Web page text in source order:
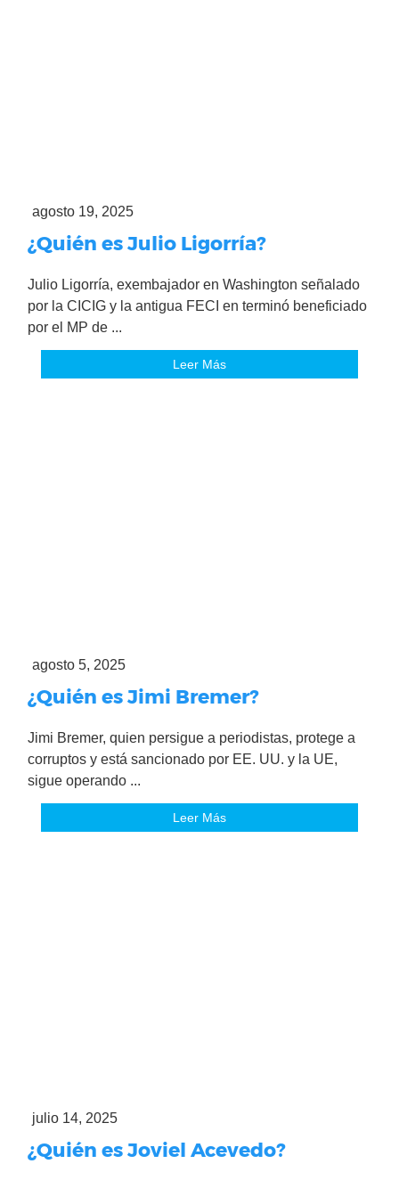
agosto 19, 2025
¿Quién es Julio Ligorría?
Julio Ligorría, exembajador en Washington señalado
por la CICIG y la antigua FECI en terminó beneficiado
por el MP de ...
Leer Más
agosto 5, 2025
¿Quién es Jimi Bremer?
Jimi Bremer, quien persigue a periodistas, protege a
corruptos y está sancionado por EE. UU. y la UE,
sigue operando ...
Leer Más
julio 14, 2025
¿Quién es Joviel Acevedo?